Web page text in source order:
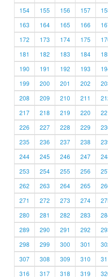
154
155 156 157
163
164 165 166
172
173 174 175
181
182 183 184
190
191 192 193
199
200 201 202
208
209 210 211
217
218 219 220
226
227 228 229
235
236 237 238
244
245 246 247
253
254 255 256
262
263 264 265
271
272 273 274
280
281 282 283
289
290 291 292
298
299 300 301
307
308 309 310
316
317 318 319